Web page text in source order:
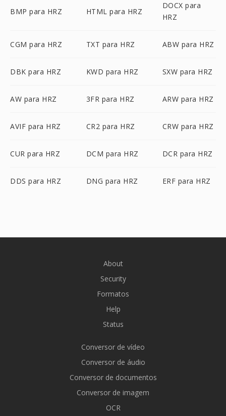
BMP para HRZ HTML para HRZ
DOCX para
HRZ
CGM para HRZ TXT para HRZ ABW para HRZ
DBK para HRZ KWD para HRZ SXW para HRZ
AW para HRZ 3FR para HRZ ARW para HRZ
AVIF para HRZ CR2 para HRZ CRW para HRZ
CUR para HRZ DCM para HRZ DCR para HRZ
DDS para HRZ DNG para HRZ ERF para HRZ
About
Security
Formatos
Help
Status
Conversor de vídeo
Conversor de áudio
Conversor de documentos
Conversor de imagem
OCR